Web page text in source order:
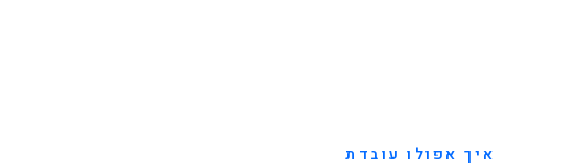
איך אפולו עובדת